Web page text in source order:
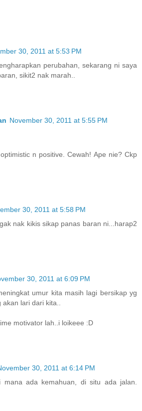
30, 2011 at 5:53 PM
perubahan, sekarang ni saya
sikit2 nak marah..
November 30, 2011 at 5:55 PM
n positive. Cewah! Ape nie? Ckp
30, 2011 at 5:58 PM
nak kikis sikap panas baran ni...harap2
30, 2011 at 6:09 PM
umur kita masih lagi bersikap yg
akan lari dari kita..
motivator lah..i loikeee :D
30, 2011 at 6:14 PM
mana ada kemahuan, di situ ada jalan.